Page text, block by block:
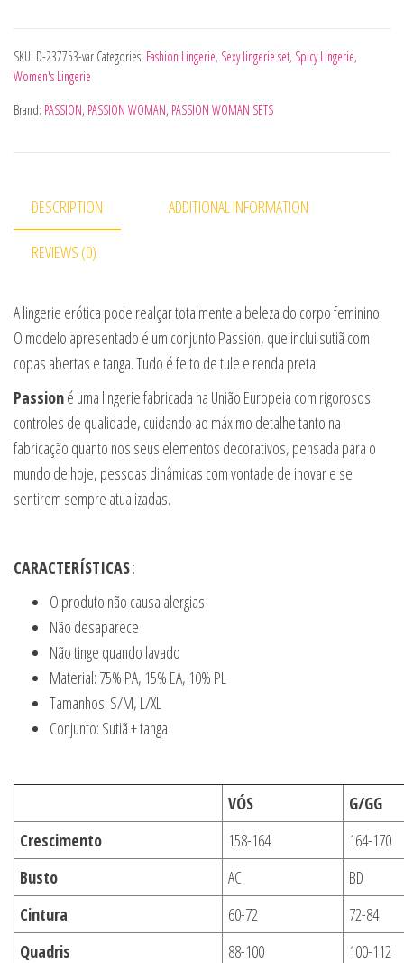
SKU: D-237753-var Categories: Fashion Lingerie, Sexy lingerie set, Spicy Lingerie,
Women's Lingerie
Brand: PASSION, PASSION WOMAN, PASSION WOMAN SETS
DESCRIPTION ADDITIONAL INFORMATION
REVIEWS (0)
A lingerie erótica pode realçar totalmente a beleza do corpo feminino.
O modelo apresentado é um conjunto Passion, que inclui sutiã com
copas abertas e tanga. Tudo é feito de tule e renda preta
Passioné uma lingerie fabricada na União Europeia com rigorosos
controles de qualidade, cuidando ao máximo detalhe tanto na
fabricação quanto nos seus elementos decorativos, pensada para o
mundo de hoje, pessoas dinâmicas com vontade de inovar e se
sentirem sempre atualizadas.
CARACTERÍSTICAS:
O produto não causa alergias
Não desaparece
Não tinge quando lavado
Material: 75% PA, 15% EA, 10% PL
Tamanhos: S/M, L/XL
Conjunto: Sutiã + tanga
VÓS
G/GG
Crescimento
158-164
164-170
Busto
AC
BD
Cintura
60-72
72-84
Quadris
88-100 100-112